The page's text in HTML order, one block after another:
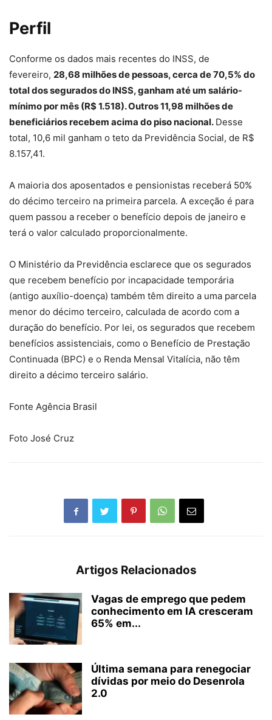
Perfil
Conforme os dados mais recentes do INSS, de
fevereiro, 28,68 milhões de pessoas, cerca de 70,5% do
total dos segurados do INSS, ganham até um salário-
mínimo por mês (R$ 1.518). Outros 11,98 milhões de
beneficiários recebem acima do piso nacional. Desse
total, 10,6 mil ganham o teto da Previdência Social, de R$
8.157,41.
A maioria dos aposentados e pensionistas receberá 50%
do décimo terceiro na primeira parcela. A exceção é para
quem passou a receber o benefício depois de janeiro e
terá o valor calculado proporcionalmente.
O Ministério da Previdência esclarece que os segurados
que recebem benefício por incapacidade temporária
(antigo auxílio-doença) também têm direito a uma parcela
menor do décimo terceiro, calculada de acordo com a
duração do benefício. Por lei, os segurados que recebem
benefícios assistenciais, como o Benefício de Prestação
Continuada (BPC) e o Renda Mensal Vitalícia, não têm
direito a décimo terceiro salário.
Fonte Agência Brasil
Foto José Cruz
Artigos Relacionados
Vagas de emprego que pedem
conhecimento em IA cresceram
65% em...
Última semana para renegociar
dívidas por meio do Desenrola
2.0